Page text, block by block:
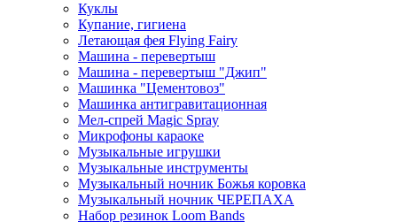
Куклы
Купание, гигиена
Летающая фея Flying Fairy
Машина - перевертыш
Машина - перевертыш "Джип"
Машинка "Цементовоз"
Машинка антигравитационная
Мел-спрей Magic Spray
Микрофоны караоке
Музыкальные игрушки
Музыкальные инструменты
Музыкальный ночник Божья коровка
Музыкальный ночник ЧЕРЕПАХА
Набор резинок Loom Bands